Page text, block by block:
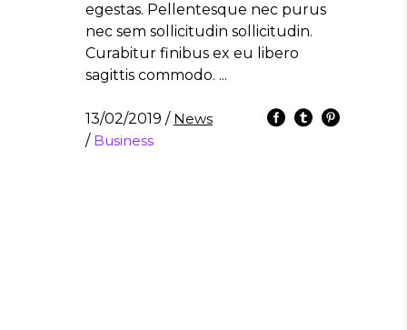
egestas. Pellentesque nec purus
nec sem sollicitudin sollicitudin.
Curabitur finibus ex eu libero
sagittis commodo.
13/02/2019 / News
/ Business